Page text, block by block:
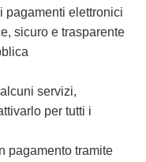
pagamenti elettronici
sicuro e trasparente
servizi,
per tutti i
pagamento tramite